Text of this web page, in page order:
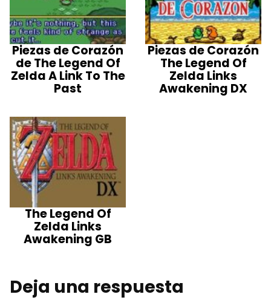
Piezas de Corazón
de The Legend Of
Zelda A Link To The
Past
Piezas de Corazón
The Legend Of
Zelda Links
Awakening DX
The Legend Of
Zelda Links
Awakening GB
Deja una respuesta